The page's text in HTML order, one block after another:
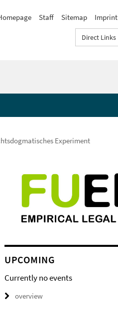
Staff Sitemap Imprint
Direct Links
Experiment
UPCOMING
Currently no events
overview